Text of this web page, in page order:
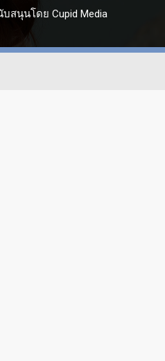
สนุนโดย Cupid Media